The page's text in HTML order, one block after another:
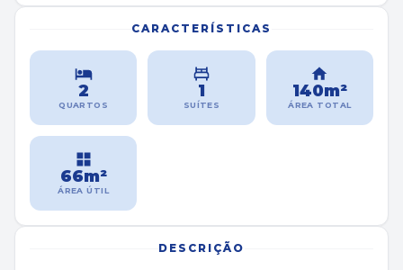
CARACTERÍSTICAS
2
QUARTOS
1
SUÍTES
140m²
ÁREA TOTAL
66m²
ÁREA ÚTIL
DESCRIÇÃO